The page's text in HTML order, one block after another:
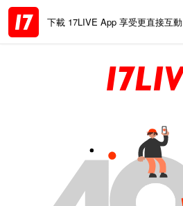
下載 17LIVE App 享受更直接互動